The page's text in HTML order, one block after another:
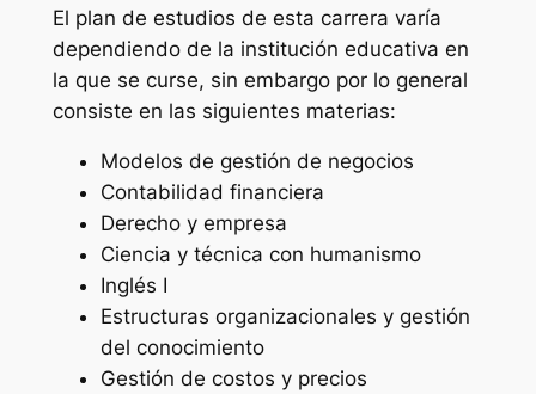
El plan de estudios de esta carrera varía
dependiendo de la institución educativa en
la que se curse, sin embargo por lo general
consiste en las siguientes materias:
Modelos de gestión de negocios
Contabilidad financiera
Derecho y empresa
Ciencia y técnica con humanismo
Inglés I
Estructuras organizacionales y gestión
del conocimiento
Gestión de costos y precios